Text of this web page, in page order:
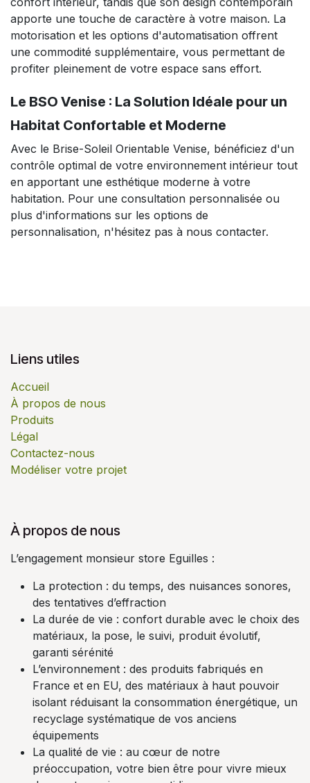
apporte une touche de caractère à votre maison. La
motorisation et les options d'automatisation offrent
une commodité supplémentaire, vous permettant de
profiter pleinement de votre espace sans effort.
Le BSO Venise : La Solution Idéale pour un
Habitat Confortable et Moderne
Avec le Brise-Soleil Orientable Venise, bénéficiez d'un
contrôle optimal de votre environnement intérieur tout
en apportant une esthétique moderne à votre
habitation. Pour une consultation personnalisée ou
plus d'informations sur les options de
personnalisation, n'hésitez pas à nous contacter.
Liens utiles
Accueil
À propos de nous
Produits
Légal
Contactez-nous
Modéliser votre projet
À propos de nous
L’engagement monsieur store Eguilles :
La protection : du temps, des nuisances sonores,
des tentatives d’effraction
La durée de vie : confort durable avec le choix des
matériaux, la pose, le suivi, produit évolutif,
garanti sérénité
L’environnement : des produits fabriqués en
France et en EU, des matériaux à haut pouvoir
isolant réduisant la consommation énergétique, un
recyclage systématique de vos anciens
équipements
La qualité de vie : au cœur de notre
préoccupation, votre bien être pour vivre mieux